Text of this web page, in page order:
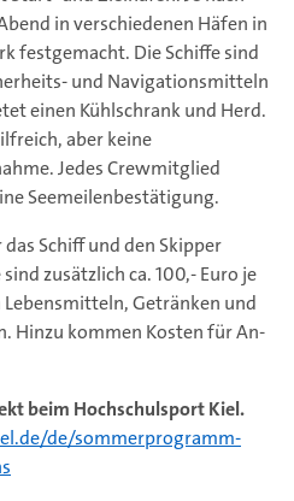
in verschiedenen Häfen in
festgemacht. Die Schiffe sind
und Navigationsmitteln
einen Kühlschrank und Herd.
aber keine
Jedes Crewmitglied
Seemeilenbestätigung.
Schiff und den Skipper
zusätzlich ca. 100,- Euro je
Getränken und
Hinzu kommen Kosten für An-
beim Hochschulsport Kiel.
de/sommerprogramm-